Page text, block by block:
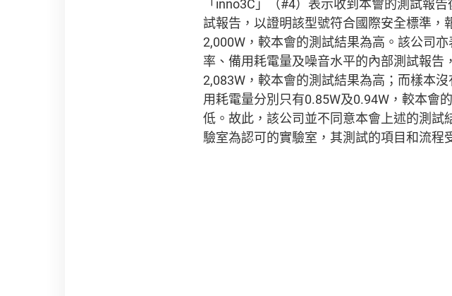
試報告，以證明該型號符合國際安全標準
2,000W，較本會的測試結果為高。該公司
率、備用耗電量及噪音水平的內部測試報
2,083W，較本會的測試結果為高；而樣本
用耗電量分別只有0.85W及0.94W，較本會
低。故此，該公司並不同意本會上述的測
驗室為認可的實驗室，其測試的項目和流程